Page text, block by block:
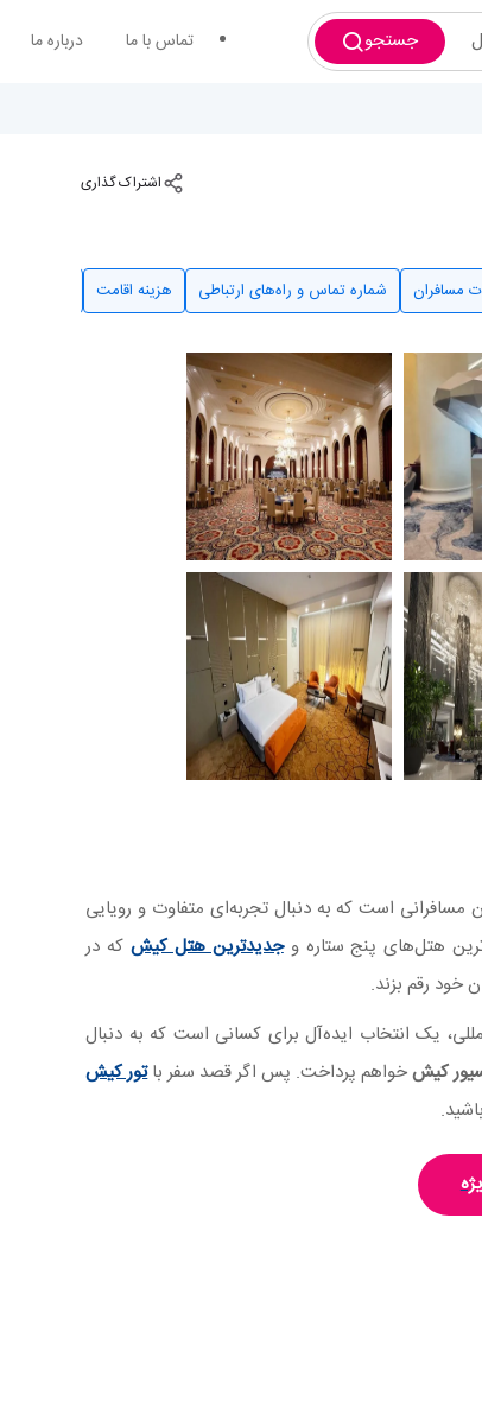
جستجو تماس با ما درباره ما
اشتراک گذاری
مسافران شماره تماس و راه‌های ارتباطی هزینه اقامت
است که به دنبال تجربه‌ای متفاوت و رویایی
هتل‌های پنج ستاره وجدیدترین هتل کیشکه در
یک انتخاب ایده‌آل برای کسانی است که به دنبال
کیشخواهم پرداخت. پس اگر قصد سفر باتور کیش